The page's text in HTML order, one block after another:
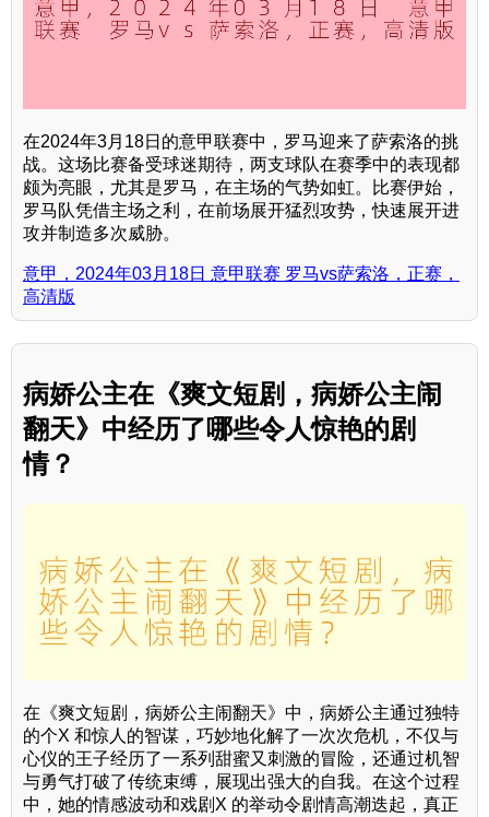
在2024年3月18日的意甲联赛中，罗马迎来了萨索洛的挑
战。这场比赛备受球迷期待，两支球队在赛季中的表现都
颇为亮眼，尤其是罗马，在主场的气势如虹。比赛伊始，
罗马队凭借主场之利，在前场展开猛烈攻势，快速展开进
攻并制造多次威胁。
意甲，2024年03月18日 意甲联赛 罗马vs萨索洛，正赛，
高清版
病娇公主在《爽文短剧，病娇公主闹
翻天》中经历了哪些令人惊艳的剧
情？
在《爽文短剧，病娇公主闹翻天》中，病娇公主通过独特
的个X 和惊人的智谋，巧妙地化解了一次次危机，不仅与
心仪的王子经历了一系列甜蜜又刺激的冒险，还通过机智
与勇气打破了传统束缚，展现出强大的自我。在这个过程
中，她的情感波动和戏剧X 的举动令剧情高潮迭起，真正